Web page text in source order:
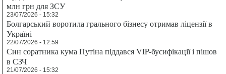
млн грн для ЗСУ
23/07/2026 - 15:32
Болгарський воротила грального бізнесу отримав ліцензії в
Україні
22/07/2026 - 12:59
Син соратника кума Путіна піддався VIP-бусифікації і пішов
в СЗЧ
21/07/2026 - 15:32